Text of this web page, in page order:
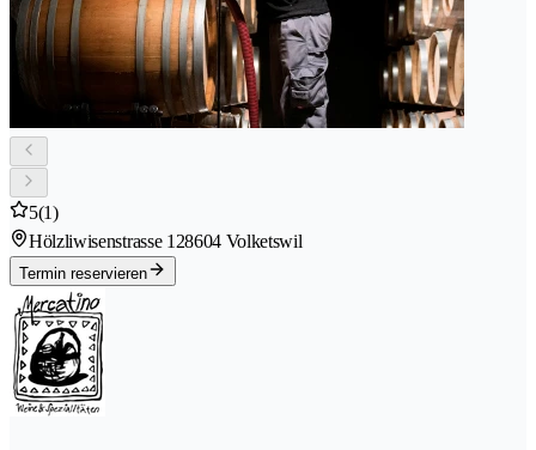
5(1)
Hölzliwisenstrasse 128604 Volketswil
Termin reservieren